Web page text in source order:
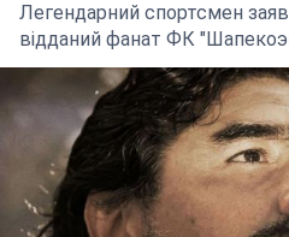
Легендарний спортсмен
відданий фанат ФК